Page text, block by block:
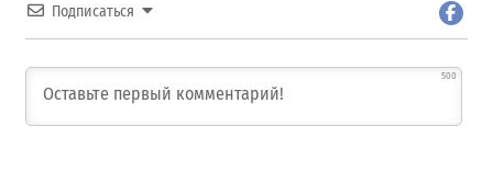
Подписаться
500